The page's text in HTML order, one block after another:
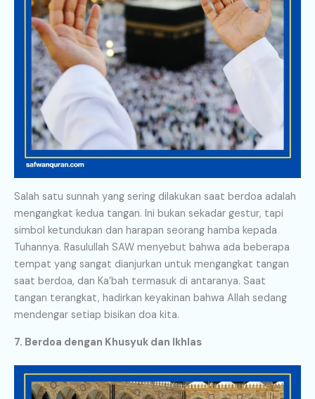
Salah satu sunnah yang sering dilakukan saat berdoa adalah
mengangkat kedua tangan. Ini bukan sekadar gestur, tapi
simbol ketundukan dan harapan seorang hamba kepada
Tuhannya. Rasulullah SAW menyebut bahwa ada beberapa
tempat yang sangat dianjurkan untuk mengangkat tangan
saat berdoa, dan Ka’bah termasuk di antaranya. Saat
tangan terangkat, hadirkan keyakinan bahwa Allah sedang
mendengar setiap bisikan doa kita.
7. Berdoa dengan Khusyuk dan Ikhlas